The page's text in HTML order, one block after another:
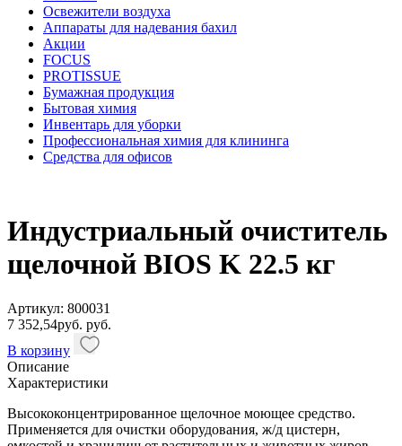
Освежители воздуха
Аппараты для надевания бахил
Акции
FOCUS
PROTISSUE
Бумажная продукция
Бытовая химия
Инвентарь для уборки
Профессиональная химия для клининга
Средства для офисов
Индустриальный очиститель
щелочной BIOS K 22.5 кг
Артикул: 800031
7 352,54руб. руб.
В корзину
Описание
Характеристики
Высококонцентрированное щелочное моющее средство.
Применяется для очистки оборудования, ж/д цистерн,